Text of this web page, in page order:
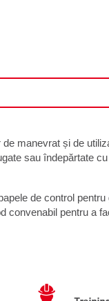
manevrat și de
sau îndepărtate
de control
convenabil pentru a